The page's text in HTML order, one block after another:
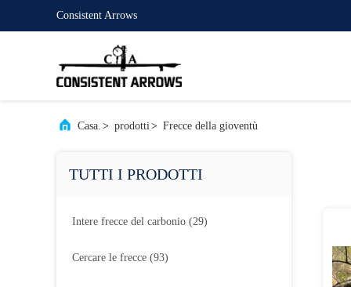
Consistent Arrows
Casa. > prodotti> Frecce della gioventù
TUTTI I PRODOTTI
Intere frecce del carbonio (29)
Cercare le frecce (93)